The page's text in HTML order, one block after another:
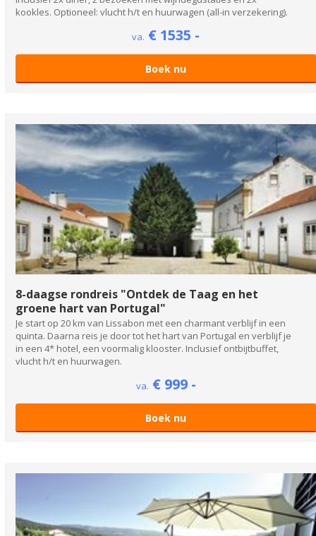
kookles. Optioneel: vlucht h/t en huurwagen (all-in verzekering).
va. € 1535 -
Boek nu
8-daagse rondreis "Ontdek de Taag en het
groene hart van Portugal"
Je start op 20 km van Lissabon met een charmant verblijf in een
quinta. Daarna reis je door tot het hart van Portugal en verblijf je
in een 4* hotel, een voormalig klooster. Inclusief ontbijtbuffet,
vlucht h/t en huurwagen.
va. € 999 -
Boek nu